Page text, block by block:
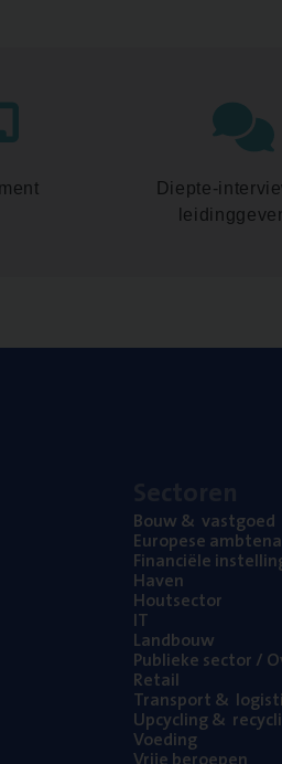
Diepte-
Bouw& vastgoed
Euro­pe­se
Finan­ci­ë­le
Haven
Hout­sec­tor
IT
Land­bouw
Publie­ke sec­tor /
Retail
Trans­port&
Upcy­cling&
Voe­ding